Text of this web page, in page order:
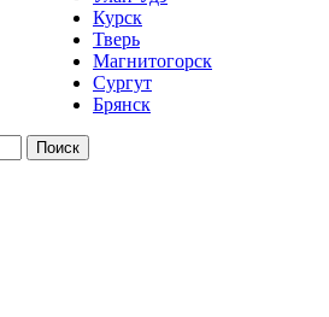
Курск
Тверь
Магнитогорск
Сургут
Брянск
Поиск